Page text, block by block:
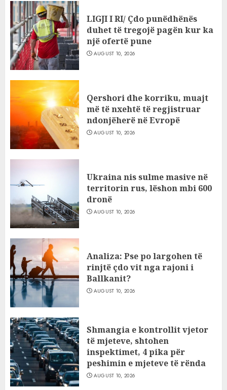
LIGJI I RI/ Çdo punëdhënës
duhet të tregojë pagën kur ka
një ofertë pune
AUGUST 10, 2026
Qershori dhe korriku, muajt
më të nxehtë të regjistruar
ndonjëherë në Evropë
AUGUST 10, 2026
Ukraina nis sulme masive në
territorin rus, lëshon mbi 600
dronë
AUGUST 10, 2026
Analiza: Pse po largohen të
rinjtë çdo vit nga rajoni i
Ballkanit?
AUGUST 10, 2026
Shmangia e kontrollit vjetor
të mjeteve, shtohen
inspektimet, 4 pika për
peshimin e mjeteve të rënda
AUGUST 10, 2026